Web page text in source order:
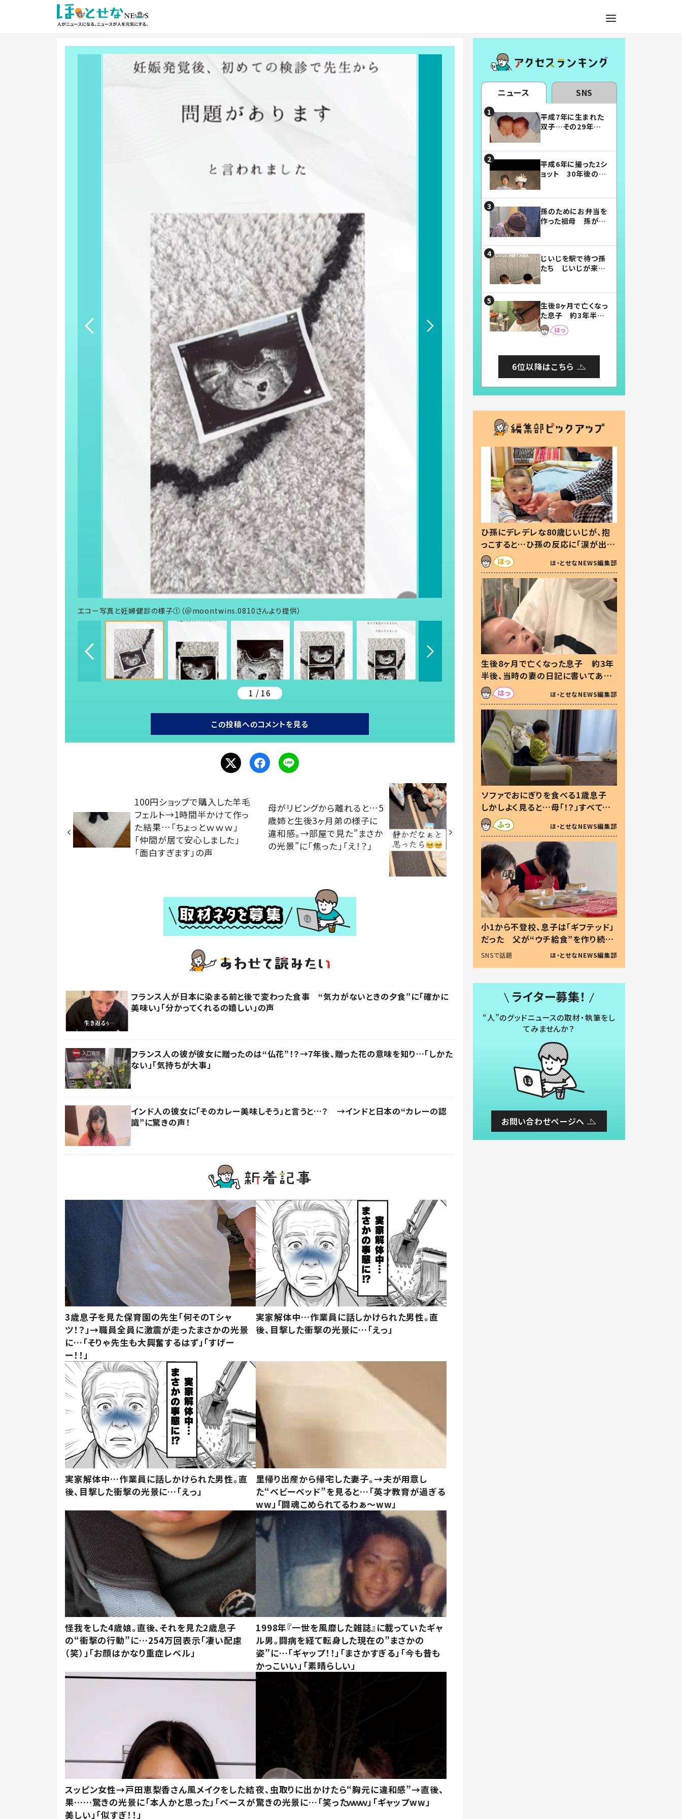
エコー写真と妊婦健診の様子①（＠moontwins.0810さんより提供）
1 / 16
この投稿へのコメントを見る
100円ショップで購入した羊毛
フェルト→1時間半かけて作っ
た結果…「ちょっとｗｗｗ」
「仲間が居て安心しました」
「面白すぎます」の声
母がリビングから離れると…5
歳姉と生後3ヶ月弟の様子に
違和感。→部屋で見た”まさか
の光景”に「焦った」「え！？」
フランス人が日本に染まる前と後で変わった食事 “気力がないときの夕食”に「確かに
美味い」「分かってくれるの嬉しい」の声
フランス人の彼が彼女に贈ったのは“仏花”！？→7年後、贈った花の意味を知り…「しかた
ない」「気持ちが大事」
インド人の彼女に「そのカレー美味しそう」と言うと…？ →インドと日本の“カレーの認
識”に驚きの声！
3歳息子を見た保育園の先生「何そのTシャ
ツ！？」→職員全員に激震が走ったまさかの光景
に…「そりゃ先生も大興奮するはず」「すげー
ー！！」
実家解体中…作業員に話しかけられた男性。直
後、目撃した衝撃の光景に…「えっ」
実家解体中…作業員に話しかけられた男性。直
後、目撃した衝撃の光景に…「えっ」
里帰り出産から帰宅した妻子。→夫が用意し
た“ベビーベッド”を見ると…「英才教育が過ぎる
ww」「闘魂こめられてるわぁ～ww」
怪我をした4歳娘。直後、それを見た2歳息子
の“衝撃の行動”に…254万回表示「凄い配慮
（笑）」「お顔はかなり重症レベル」
1998年『一世を風靡した雑誌』に載っていたギャ
ル男。闘病を経て転身した現在の”まさかの
姿”に…「ギャップ！！」「まさかすぎる」「今も昔も
かっこいい」「素晴らしい」
スッピン女性→戸田恵梨香さん風メイクをした結
果……驚きの光景に「本人かと思った」「ベースが
美しい」「似すぎ！！」
夜、虫取りに出かけたら“胸元に違和感”→直後、
驚きの光景に…「笑ったｗｗｗ」「ギャップww」
ニュース SNS
平成7年に生まれた
双子…その29年後
平成6年に撮った2シ
ョット 30年後の姿
孫のためにお弁当を
作った祖母 孫が絶
じいじを駅で待つ孫
たち じいじが来た
まらない」「幸せにな
れる」
生後8ヶ月で亡くなっ
た息子 約3年半
後、当時の妻の日記
に書いてあった本音
6位以降はこちら
ひ孫にデレデレな80歳じいじが、抱
っこすると…ひ孫の反応に「涙が出ま
した」「可愛くて仕方ない」
ほ・とせなNEWS編集部
生後8ヶ月で亡くなった息子 約3年
半後、当時の妻の日記に書いてあっ
た本音とは
ほ・とせなNEWS編集部
ソファでおにぎりを食べる1歳息子
しかしよく見ると…母「！？」すべてを
察した母の投稿に「可愛いから許
す！」「現行犯〜」
ほ・とせなNEWS編集部
小1から不登校、息子は「ギフテッド」
だった 父が“ウチ給食”を作り続け
る理由とは #令和の親 #令和の子
SNSで話題 ほ・とせなNEWS編集部
ライター募集！
“人”のグッドニュースの取材・執筆をし
てみませんか？
お問い合わせページへ